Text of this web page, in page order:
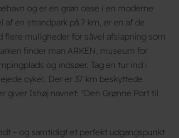
og er en grøn oase i en moderne
en strandpark på 7 km, er en af de
flere muligheder for såvel afslapning som
finder man ARKEN, museum for
og indsøer. Tag en tur ind i
cykel. Der er 37 km beskyttede
giver Ishøj navnet: "Den Grønne Port til
– og samtidigt et perfekt udgangspunkt